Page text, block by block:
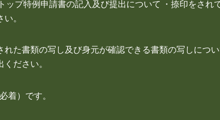
プ特例申請書の記入及び提出について ・捺印をされ
。
れた書類の写し及び身元が確認できる書類の写しにつ
ださい。
着）です。